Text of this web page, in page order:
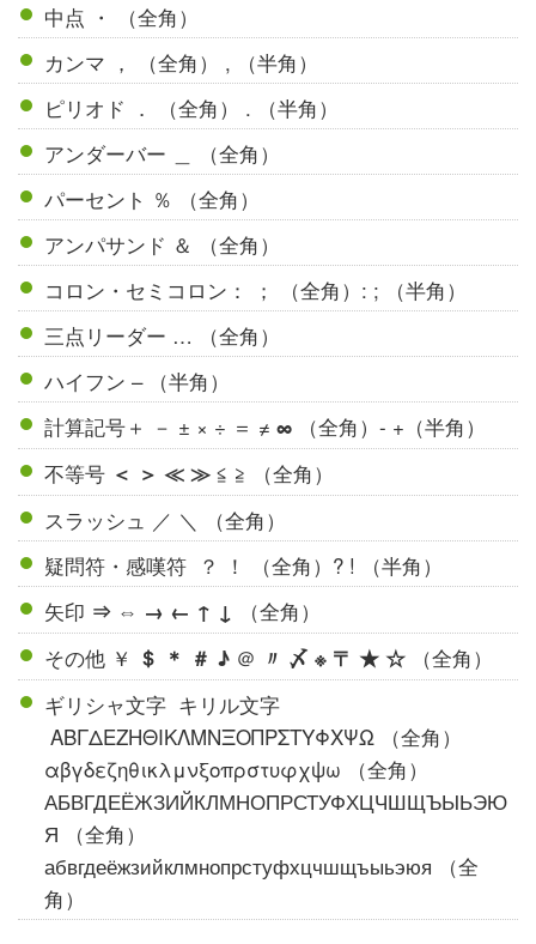
中点 ・ （全角）
カンマ ， （全角） , （半角）
ピリオド ． （全角） . （半角）
アンダーバー ＿ （全角）
パーセント ％ （全角）
アンパサンド ＆ （全角）
コロン・セミコロン： ； （全角）: ; （半角）
三点リーダー … （全角）
ハイフン – （半角）
計算記号＋ － ± × ÷ ＝ ≠∞ （全角）- +（半角）
不等号 ＜ ＞ ≪ ≫ ≦ ≧ （全角）
スラッシュ ／ ＼ （全角）
疑問符・感嘆符 ？ ！ （全角）? ! （半角）
矢印 ⇒ ⇔ → ← ↑ ↓
（全角）
その他 ￥ ＄ ＊ ＃ ♪ ＠ 〃 〆 ※ 〒 ★ ☆ （全角）
ギリシャ文字 キリル文字
ΑΒΓΔΕΖΗΘΙΚΛΜΝΞΟΠΡΣΤΥΦΧΨΩ （全角）
αβγδεζηθικλμνξοπρστυφχψω （全角）
АБВГДЕЁЖЗИЙКЛМНОПРСТУФХЦЧШЩЪЫЬЭЮ
Я （全角）
абвгдеёжзийклмнопрстуфхцчшщъыьэюя （全
角）